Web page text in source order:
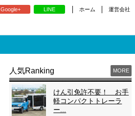
Google+ LINE ホーム 運営会社
人気Ranking MORE
けん引免許不要！ お手
軽コンパクトトレーラ
ー...